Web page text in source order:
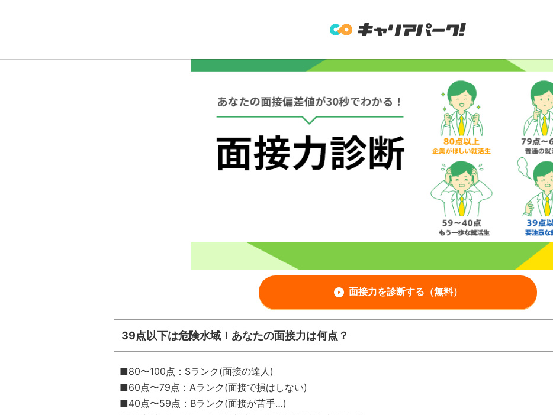
面接力を診断する（無料）
39点以下は危険水域！あなたの面接力は何点？
■80〜100点：Sランク(面接の達人)
■60点〜79点：Aランク(面接で損はしない)
■40点〜59点：Bランク(面接が苦手…)